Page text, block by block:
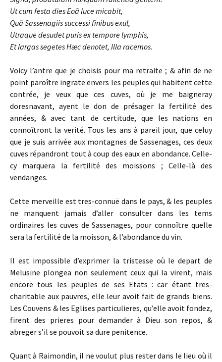
Ut cum festa dies Eoâ luce micabit,
Quâ Sassenagiis successi finibus exul,
Utraque desudet puris ex temporelymphis,
Et largas segetes Hæc denotet, Illa racemos.
Voicy l’antre que je choisis pour ma retraite ; & afin de ne
point paroître ingrate envers les peuples qui habitent cette
contrée, je veux que ces cuves, où je me baigneray
doresnavant, ayent le don de présager la fertilité des
années, & avec tant de certitude, que les nations en
connoîtront la verité. Tous les ans à pareil jour, que celuy
que je suis arrivée aux montagnes de Sassenages, ces deux
cuves répandront tout à coup des eaux en abondance. Celle-
cy marquera la fertilité des moissons ; Celle-là des
vendanges.
Cette merveille est tres-connuë dans le pays, & les peuples
ne manquent jamais d’aller consulter dans les tems
ordinaires les cuves de Sassenages, pour connoître quelle
sera la fertilité de la moisson, & l’abondance du vin.
Il est impossible d’exprimer la tristesse où le depart de
Melusine plongea non seulement ceux qui la virent, mais
encore tous les peuples de ses Etats : car étant tres-
charitable aux pauvres, elle leur avoit fait de grands biens.
Les Couvens & les Eglises particulieres, qu’elle avoit fondez,
firent des prieres pour demander à Dieu son repos, &
abreger s’il se pouvoit sa dure penitence.
Quant à Raimondin, il ne voulut plus rester dans le lieu où il